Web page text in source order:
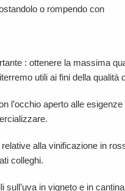
o rompendo con
: ottenere la massima
utili ai fini della qualità
l’occhio aperto alle
alla vinificazione in
colleghi.
sull’uva in vigneto e in cantina